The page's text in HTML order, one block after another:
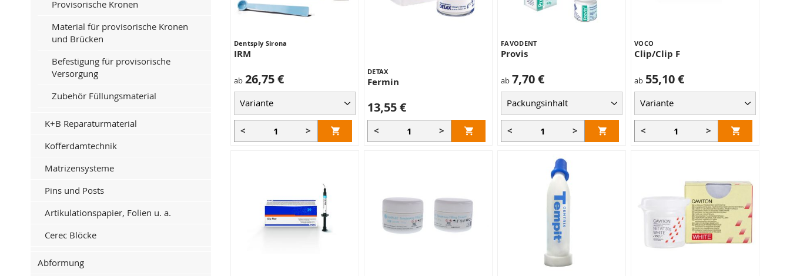
Dentsply Sirona
IRM
ab 26,75 €
< >
DETAX
Fermin
13,55 €
< >
FAVODENT
Provis
ab 7,70 €
< >
VOCO
Clip/Clip F
ab 55,10 €
< >
Provisorische Kronen
Material für provisorische Kronen
und Brücken
Befestigung für provisorische
Versorgung
Zubehör Füllungsmaterial
K+B Reparaturmaterial
Kofferdamtechnik
Matrizensysteme
Pins und Posts
Artikulationspapier, Folien u. a.
Cerec Blöcke
Abformung